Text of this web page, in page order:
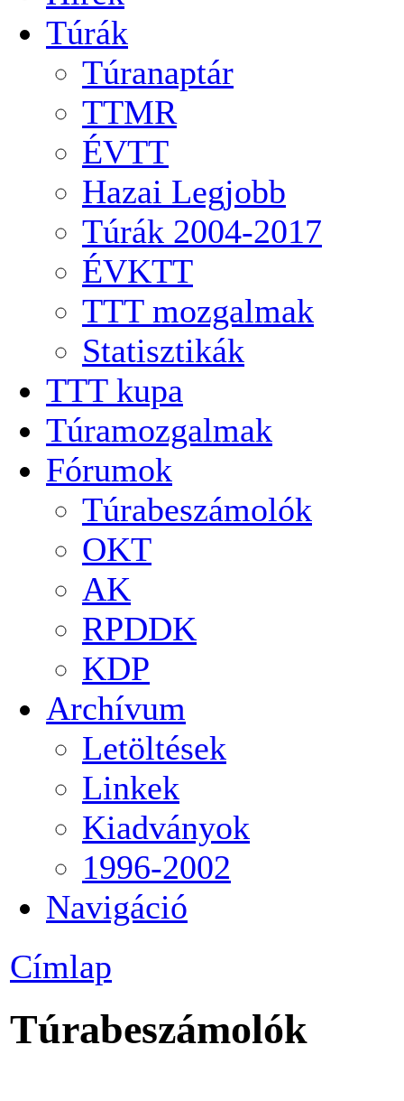
Túrák
Túranaptár
TTMR
ÉVTT
Hazai Legjobb
Túrák 2004-2017
ÉVKTT
TTT mozgalmak
Statisztikák
TTT kupa
Túramozgalmak
Fórumok
Túrabeszámolók
OKT
AK
RPDDK
KDP
Archívum
Letöltések
Linkek
Kiadványok
1996-2002
Navigáció
Címlap
Túrabeszámolók